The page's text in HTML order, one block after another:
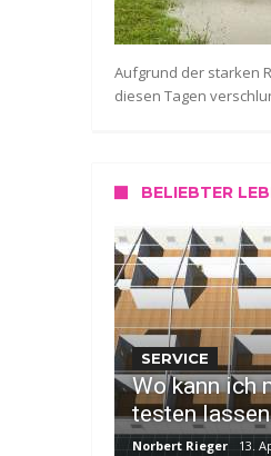
Aufgrund der starken
diesen Tagen
BELIEBTER
SERVICE
Wo kann ich
testen
Norbert Rieger 13.